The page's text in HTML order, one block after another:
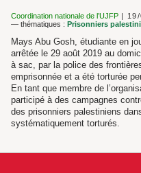
Coordination nationale de l’UJFP
— thématiques : Prisonniers
Mays Abu Gosh, étudiante en
arrêtée le 29 août 2019 au
à sac, par la police des
emprisonnée et a été torturée
En tant que membre de
participé à des campagnes
des prisonniers palestiniens
systématiquement torturés.